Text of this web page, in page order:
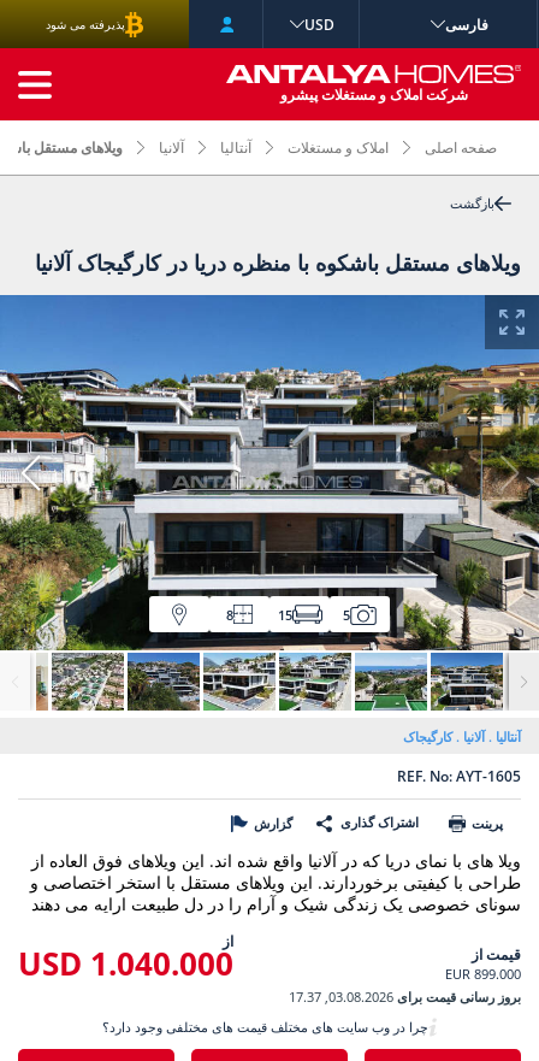
صفحه اصلی املاک و مستغلات آنتالیا آلانیا ویلاهای مستقل
بازگشت
ویلاهای مستقل باشکوه با منظره دریا در کارگیجاک آلانیا
5
15
8
آنتالیا آلانیا کارگیجاک
REF. No: AYT-1605
پرینت اشتراک گذاری گزارش
ویلا های با نمای دریا که در آلانیا واقع شده اند. این ویلاهای فوق العاده از
طراحی با کیفیتی برخوردارند. این ویلاهای مستقل با استخر اختصاصی و
سونای خصوصی یک زندگی شیک و آرام را در دل طبیعت ارایه می دهند
قیمت از
899.000 EUR
از
1.040.000 USD
بروز رسانی قیمت برای 03.08.2026, 17.37
چرا در وب سایت های مختلف قیمت های مختلفی وجود دارد؟
فارسی USD پذیرفته می شود
شرکت املاک و مستغلات پیشرو
جستجوی پیشرفته